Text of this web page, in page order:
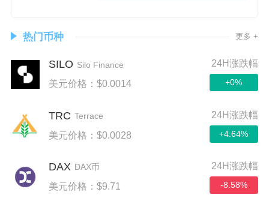
热门币种 更多 +
SILO Silo Finance
美元价格：$0.0014
24H涨跌幅
+0%
TRC Terrace
美元价格：$0.0028
24H涨跌幅
+4.64%
DAX DAX币
美元价格：$9.71
24H涨跌幅
-8.58%